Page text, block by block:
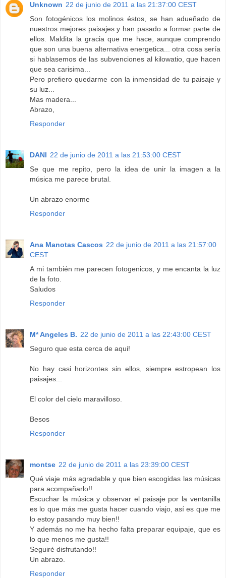
Unknown 22 de junio de 2011 a las 21:37:00 CEST
Son fotogénicos los molinos éstos, se han adueñado de
nuestros mejores paisajes y han pasado a formar parte de
ellos. Maldita la gracia que me hace, aunque comprendo
que son una buena alternativa energetica... otra cosa sería
si hablasemos de las subvenciones al kilowatio, que hacen
que sea carisima...
Pero prefiero quedarme con la inmensidad de tu paisaje y
su luz...
Mas madera...
Abrazo,
Responder
DANI 22 de junio de 2011 a las 21:53:00 CEST
Se que me repito, pero la idea de unir la imagen a la
música me parece brutal.
Un abrazo enorme
Responder
Ana Manotas Cascos 22 de junio de 2011 a las 21:57:00
CEST
A mi también me parecen fotogenicos, y me encanta la luz
de la foto.
Saludos
Responder
Mª Angeles B. 22 de junio de 2011 a las 22:43:00 CEST
Seguro que esta cerca de aqui!
No hay casi horizontes sin ellos, siempre estropean los
paisajes...
El color del cielo maravilloso.
Besos
Responder
montse 22 de junio de 2011 a las 23:39:00 CEST
Qué viaje más agradable y que bien escogidas las músicas
para acompañarlo!!
Escuchar la música y observar el paisaje por la ventanilla
es lo que más me gusta hacer cuando viajo, así es que me
lo estoy pasando muy bien!!
Y además no me ha hecho falta preparar equipaje, que es
lo que menos me gusta!!
Seguiré disfrutando!!
Un abrazo.
Responder